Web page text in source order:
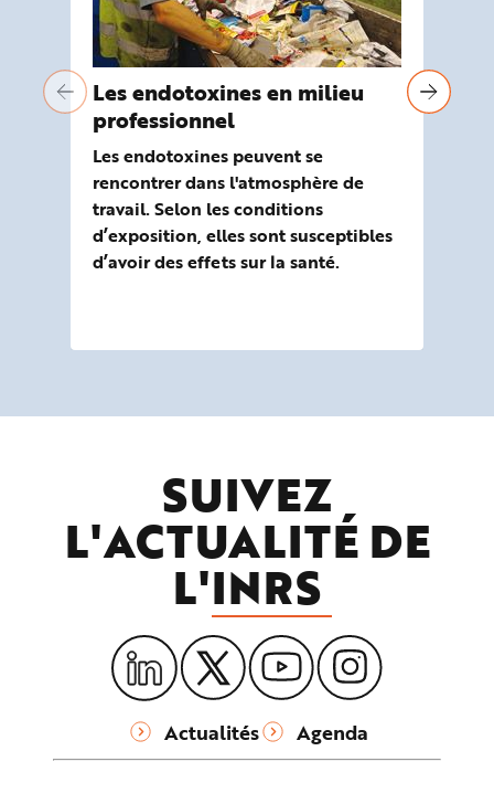
Les endotoxines en milieu
professionnel
Les endotoxines peuvent se
rencontrer dans l'atmosphère de
travail. Selon les conditions
d’exposition, elles sont susceptibles
d’avoir des effets sur la santé.
SUIVEZ
L'ACTUALITÉ DE
L'INRS
Actualités Agenda